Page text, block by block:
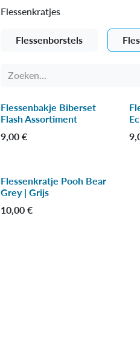
Flessenkratjes
Flessenborstels
-50 %
Flessenbakje Biberset
Flash Assortiment
9,00 €
Flessenkratje Pooh Bear
Grey | Grijs
10,00 €